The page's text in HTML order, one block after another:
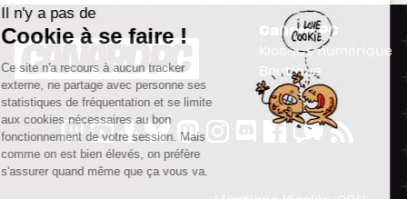
Canard PC
Kiosque numérique
Boutique
Il n'y a pas de
Cookie à se faire !
Ce site n'a recours à aucun tracker
externe, ne partage avec personne ses
statistiques de fréquentation et se limite
aux cookies nécessaires au bon
fonctionnement de votre session. Mais
comme on est bien élevés, on préfère
s'assurer quand même que ça vous va.